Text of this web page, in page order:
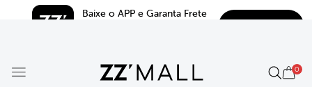
Baixe o APP e Garanta Frete
0